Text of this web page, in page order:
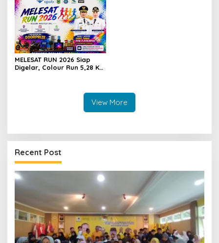
MELESAT RUN 2026 Siap
Digelar, Colour Run 5,28 Km
View More
Recent Post